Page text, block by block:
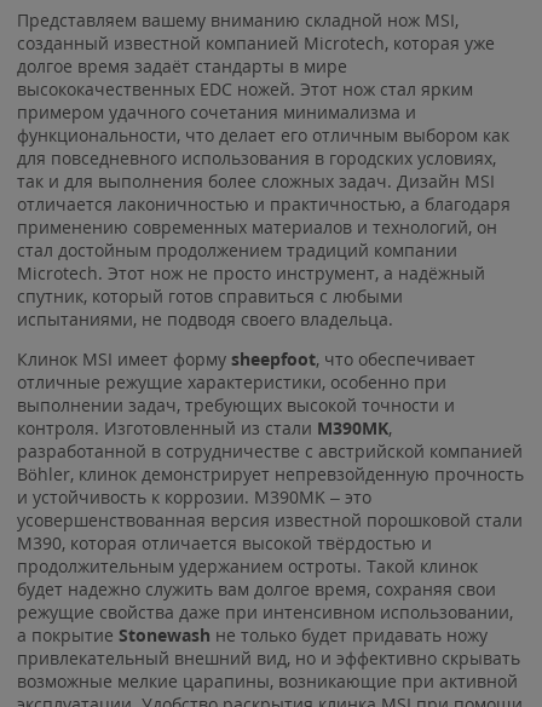
Представляем вашему вниманию складной нож MSI,
созданный известной компанией Microtech, которая уже
долгое время задаёт стандарты в мире
высококачественных EDC ножей. Этот нож стал ярким
примером удачного сочетания минимализма и
функциональности, что делает его отличным выбором как
для повседневного использования в городских условиях,
так и для выполнения более сложных задач. Дизайн MSI
отличается лаконичностью и практичностью, а благодаря
применению современных материалов и технологий, он
стал достойным продолжением традиций компании
Microtech. Этот нож не просто инструмент, а надёжный
спутник, который готов справиться с любыми
испытаниями, не подводя своего владельца.
Клинок MSI имеет форму sheepfoot, что обеспечивает
отличные режущие характеристики, особенно при
выполнении задач, требующих высокой точности и
контроля. Изготовленный из стали M390MK,
разработанной в сотрудничестве с австрийской компанией
Böhler, клинок демонстрирует непревзойденную прочность
и устойчивость к коррозии. M390MK – это
усовершенствованная версия известной порошковой стали
M390, которая отличается высокой твёрдостью и
продолжительным удержанием остроты. Такой клинок
будет надежно служить вам долгое время, сохраняя свои
режущие свойства даже при интенсивном использовании,
а покрытие Stonewash не только будет придавать ножу
привлекательный внешний вид, но и эффективно скрывать
возможные мелкие царапины, возникающие при активной